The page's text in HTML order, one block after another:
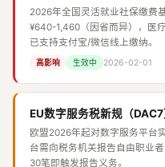
2026年全国灵活就业社保缴费
¥640-1,460（因省而异），医
已支持支付宝/微信线上缴纳。
高影响 生效中 2026-02-01
EU数字服务税新规（
欧盟2026年起对数字服务平台
台需向税务机关报告自由职业
30笔即触发报告义务。